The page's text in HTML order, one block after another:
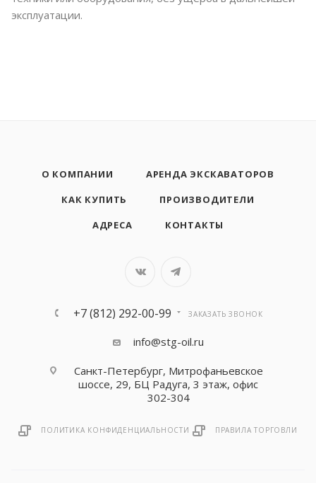
эксплуатации.
О КОМПАНИИ
АРЕНДА ЭКСКАВАТОРОВ
КАК КУПИТЬ
ПРОИЗВОДИТЕЛИ
АДРЕСА
КОНТАКТЫ
+7 (812) 292-00-99 ЗАКАЗАТЬ ЗВОНОК
info@stg-oil.ru
Санкт-Петербург, Митрофаньевское
шоссе, 29, БЦ Радуга, 3 этаж, офис
302-304
ПОЛИТИКА КОНФИДЕНЦИАЛЬНОСТИ ПРАВИЛА ТОРГОВЛИ